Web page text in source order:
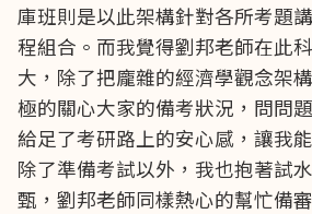
庫班則是以此架構針對各所考題
程組合。而我覺得劉邦老師在此
大，除了把龐雜的經濟學觀念架
極的關心大家的備考狀況，問問
給足了考研路上的安心感，讓我
除了準備考試以外，我也抱著試
甄，劉邦老師同樣熱心的幫忙備